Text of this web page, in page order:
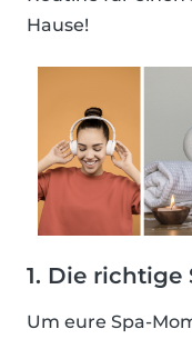
Hause!
1. Die
Um eure Spa-